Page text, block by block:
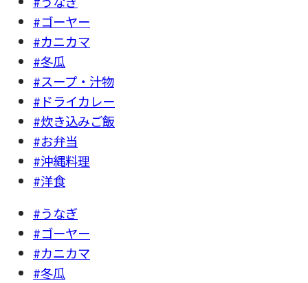
#ゴーヤー
#カニカマ
#冬瓜
#スープ・汁物
#ドライカレー
#炊き込みご飯
#お弁当
#沖縄料理
#洋食
#うなぎ
#ゴーヤー
#カニカマ
#冬瓜